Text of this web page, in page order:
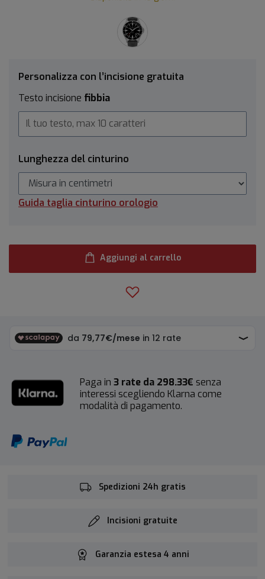
Personalizza con l’incisione gratuita
Testo incisione fibbia
Lunghezza del cinturino
Guida taglia cinturino orologio
Aggiungi al carrello
Paga in 3 rate da 298.33€ senza
interessi scegliendo Klarna come
modalità di pagamento.
Spedizioni 24h gratis
Incisioni gratuite
Garanzia estesa 4 anni